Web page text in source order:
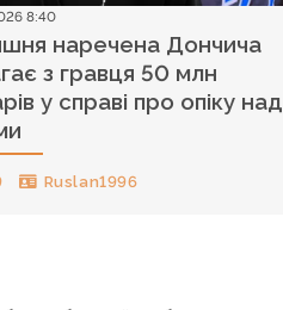
8:40
наречена Дончича
з гравця 50 млн
у справі про опіку над
Ruslan1996